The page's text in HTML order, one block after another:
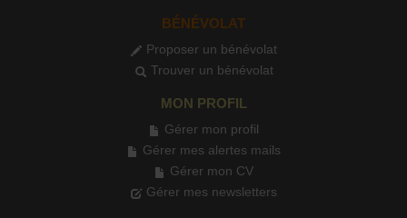
BÉNÉVOLAT
Proposer un bénévolat
Trouver un bénévolat
MON PROFIL
Gérer mon profil
Gérer mes alertes mails
Gérer mon CV
Gérer mes newsletters